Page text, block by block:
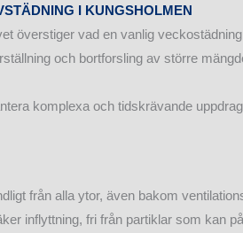
I KUNGSHOLMEN
överstiger vad en vanlig
och bortforsling av större
komplexa och tidskrävande
från alla ytor, även bakom
inflyttning, fri från partiklar som kan